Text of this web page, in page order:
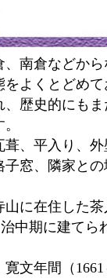
南倉などから
をよくとどめて
、歴史的にも
、平入り、外
子窓、隣家と
に在住した茶
中期に建てら
文年間（1661